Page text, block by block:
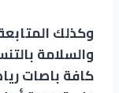
وكذلك
والسلامة
كافة باصات